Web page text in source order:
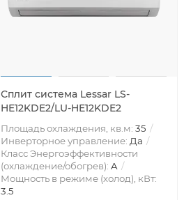
Сплит система Lessar LS-
HE12KDE2/LU-HE12KDE2
Площадь охлаждения, кв.м: 35
Инверторное управление: Да
Класс Энергоэффективности
(охлаждение/обогрев): A
Мощность в режиме (холод), кВт:
3.5